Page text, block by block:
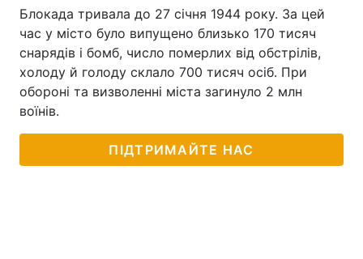
Блокада тривала до 27 січня 1944 року. За цей
час у місто було випущено близько 170 тисяч
снарядів і бомб, число померлих від обстрілів,
холоду й голоду склало 700 тисяч осіб. При
обороні та визволенні міста загинуло 2 млн
воїнів.
ПІДТРИМАЙТЕ НАС